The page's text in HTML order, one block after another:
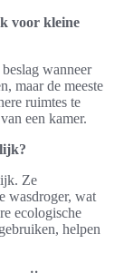
voor kleine
wanneer
maar de meeste
ruimtes te
een kamer.
Ze
wasdroger, wat
ecologische
helpen